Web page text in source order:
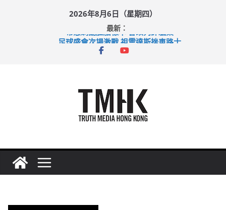
2026年8月6日（星期四）
最新：
希愈調亂胚胎樣本 警改列詐騙案
足球盛會次場激戰 祖雲達斯挫車路士
上半年純利大增七成 國泰：下半年油價續波動